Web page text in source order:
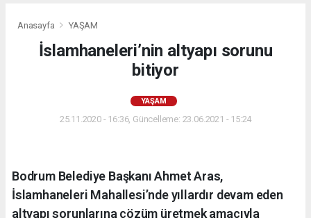
Anasayfa YAŞAM
İslamhaneleri’nin altyapı sorunu
bitiyor
YAŞAM
25.11.2020 - 16:36, Güncelleme: 23.06.2021 - 15:24
Bodrum Belediye Başkanı Ahmet Aras,
İslamhaneleri Mahallesi’nde yıllardır devam eden
altyapı sorunlarına çözüm üretmek amacıyla